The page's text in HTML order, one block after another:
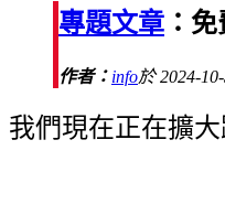
專題文章 ：
作者： info於 2024-
我們現在正在擴